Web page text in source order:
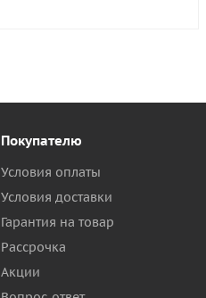
Покупателю
Условия оплаты
Условия доставки
Гарантия на товар
Рассрочка
Акции